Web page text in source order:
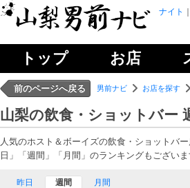
ナイト
トップ お店
前のページへ戻る 男前ナビ お店を探す
山梨の飲食・ショットバー
人気のホスト＆ボーイズの飲食・ショットバ
日」「週間」「月間」のランキングもござい
昨日 週間 月間